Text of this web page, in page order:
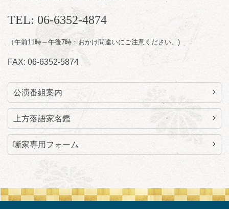
TEL: 06-6352-4874
（午前11時～午後7時：おかけ間違いにご注意ください。)
FAX: 06-6352-5874
公演番組案内
上方落語家名鑑
噺家専用フォーム